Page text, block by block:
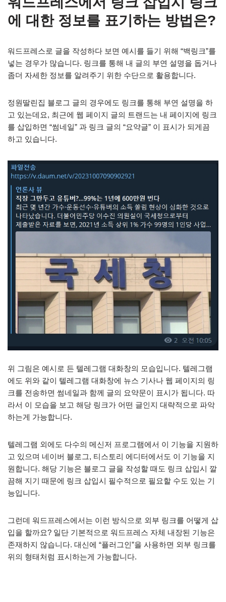
에 대한 정보를 표기하는 방법은?
워드프레스로 글을 작성하다 보면 예시를 들기 위해 “백링크”를
넣는 경우가 많습니다. 링크를 통해 내 글의 부연 설명을 돕거나
좀더 자세한 정보를 알려주기 위한 수단으로 활용합니다.
정원딸린집 블로그 글의 경우에도 링크를 통해 부연 설명을 하
고 있는데요, 최근에 웹 페이지 글의 트랜드는 내 페이지에 링크
를 삽입하면 “썸네일” 과 링크 글의 “요약글” 이 표시가 되게끔
하고 있습니다.
위 그림은 예시로 든 텔레그램 대화창의 모습입니다. 텔레그램
에도 위와 같이 텔레그램 대화창에 뉴스 기사나 웹 페이지의 링
크를 전송하면 썸네일과 함께 글의 요약문이 표시가 됩니다. 따
라서 이 모습을 보고 해당 링크가 어떤 글인지 대략적으로 파악
하는게 가능합니다.
텔레그램 외에도 다수의 메신저 프로그램에서 이 기능을 지원하
고 있으며 네이버 블로그, 티스토리 에디터에서도 이 기능을 지
원합니다. 해당 기능은 블로그 글을 작성할 때도 링크 삽입시 깔
끔해 지기 때문에 링크 삽입시 필수적으로 필요할 수도 있는 기
능입니다.
그런데 워드프레스에서는 이런 방식으로 외부 링크를 어떻게 삽
입을 할까요? 일단 기본적으로 워드프레스 자체 내장된 기능은
존재하지 않습니다. 대신에 “플러그인”을 사용하면 외부 링크를
위의 형태처럼 표시하는게 가능합니다.